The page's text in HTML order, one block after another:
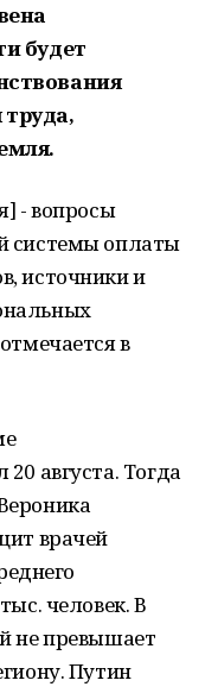
будет
- вопросы
системы оплаты
источники и
в
августа. Тогда
врачей
человек. В
не превышает
Путин